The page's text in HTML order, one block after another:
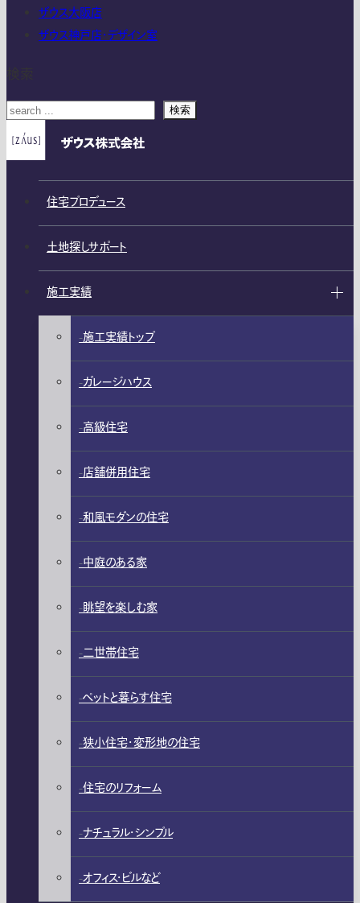
ザウス大阪店
ザウス神戸店・デザイン室
検索
住宅プロデュース
土地探しサポート
施工実績
施工実績トップ
ガレージハウス
高級住宅
店舗併用住宅
和風モダンの住宅
中庭のある家
眺望を楽しむ家
二世帯住宅
ペットと暮らす住宅
狭小住宅・変形地の住宅
住宅のリフォーム
ナチュラル・シンプル
オフィス・ビルなど